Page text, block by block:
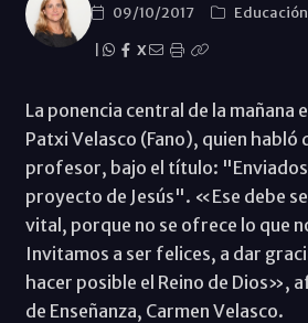
09/10/2017 Educación
X
La ponencia central de la mañana
Patxi Velasco (Fano), quien habló
profesor, bajo el título: "Enviados
proyecto de Jesús". «Ese debe
vital, porque no se ofrece lo que
Invitamos a ser felices, a dar
hacer posible el Reino de Dios»,
de Enseñanza, Carmen Velasco.